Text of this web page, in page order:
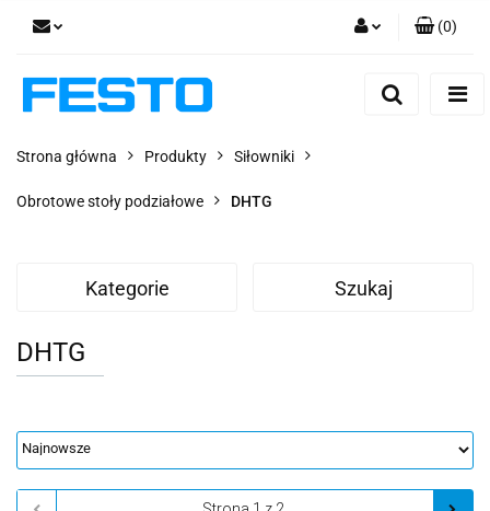
Dodaj zgłoszenie
(0)
Strona główna Produkty Siłowniki
Obrotowe stoły podziałowe DHTG
Kategorie Szukaj
DHTG